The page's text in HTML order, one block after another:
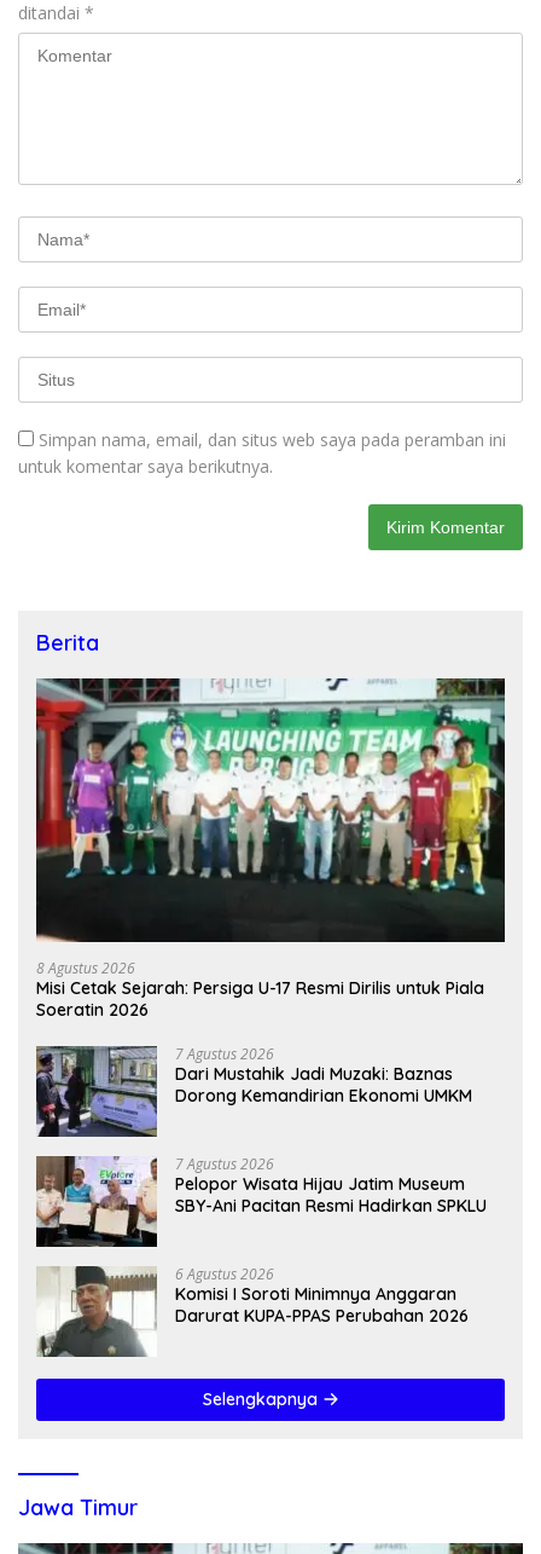
ditandai *
Simpan nama, email, dan situs web saya pada peramban ini
untuk komentar saya berikutnya.
Berita
8 Agustus 2026
Misi Cetak Sejarah: Persiga U-17 Resmi Dirilis untuk Piala
Soeratin 2026
7 Agustus 2026
Dari Mustahik Jadi Muzaki: Baznas
Dorong Kemandirian Ekonomi UMKM
7 Agustus 2026
Pelopor Wisata Hijau Jatim Museum
SBY-Ani Pacitan Resmi Hadirkan SPKLU
6 Agustus 2026
Komisi I Soroti Minimnya Anggaran
Darurat KUPA-PPAS Perubahan 2026
Selengkapnya
Jawa Timur